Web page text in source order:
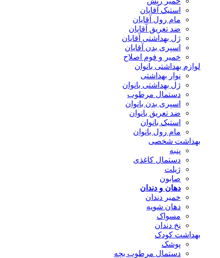
استیک آقایان
مام رول آقایان
ضد تعریق آقایان
ژل بهداشتی آقایان
اسپری بدن آقایان
خمیر و فوم اصلاح
لوازم بهداشتی بانوان
نوار بهداشتی
ژل بهداشتی بانوان
دستمال مرطوب
اسپری بدن بانوان
ضد تعریق بانوان
استیک بانوان
مام رول بانوان
بهداشت شخصی
پنبه
دستمال کاغذی
ژیلت
صابون
دهان و دندان
خمیر دندان
دهان شویه
مسواک
نخ دندان
بهداشت کودک
پوشک
دستمال مرطوب بچه